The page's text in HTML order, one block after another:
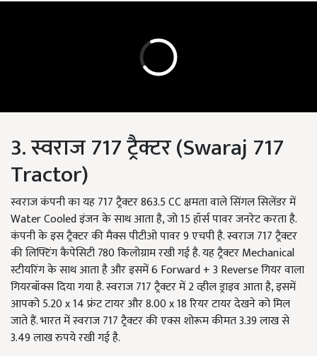
3. स्वराज 717 ट्रैक्टर (Swaraj 717
Tractor)
स्वराज कंपनी का यह 717 ट्रैक्टर 863.5 CC क्षमता वाले सिंगल सिलेंडर में
Water Cooled इंजन के साथ आता है, जो 15 हॉर्स पावर जनरेट करता है.
कंपनी के इस ट्रैक्टर की मैक्स पीटीओ पावर 9 एचपी है. स्वराज 717 ट्रैक्टर
की लिफ्टिंग कैपेसिटी 780 किलोग्राम रखी गई है. यह ट्रैक्टर Mechanical
स्टीयरिंग के साथ आता है और इसमें 6 Forward + 3 Reverse गियर वाला
गियरबॉक्स दिया गया है. स्वराज 717 ट्रैक्टर में 2 व्हील ड्राइव आता है, इसमें
आपको 5.20 x 14 फ्रंट टायर और 8.00 x 18 रियर टायर देखने को मिल
जाते हैं. भारत में स्वराज 717 ट्रैक्टर की एक्स शोरूम कीमत 3.39 लाख से
3.49 लाख रुपये रखी गई है.